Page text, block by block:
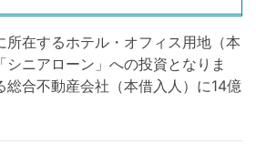
所在するホテル・オフィス用地（本
ニアローン」への投資となりま
総合不動産会社（本借入人）に14億